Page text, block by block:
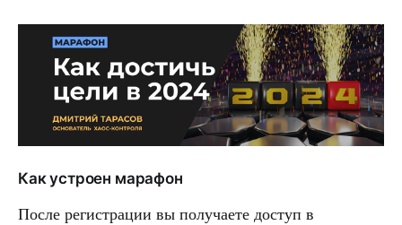
Как устроен марафон
После регистрации вы получаете доступ в